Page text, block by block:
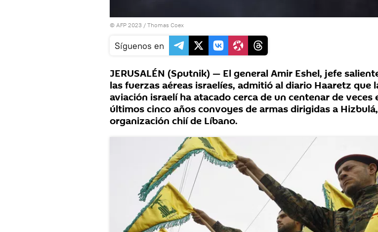
© AFP 2023 / Thomas Coex
Síguenos en
JERUSALÉN (Sputnik) — El general Amir Eshel, jefe
las fuerzas aéreas israelíes, admitió al diario Haaretz que
aviación israelí ha atacado cerca de un centenar de veces
últimos cinco años convoyes de armas dirigidas a
organización chií de Líbano.